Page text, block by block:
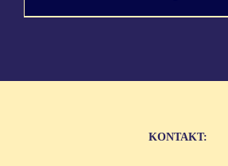
KON­TAKT: